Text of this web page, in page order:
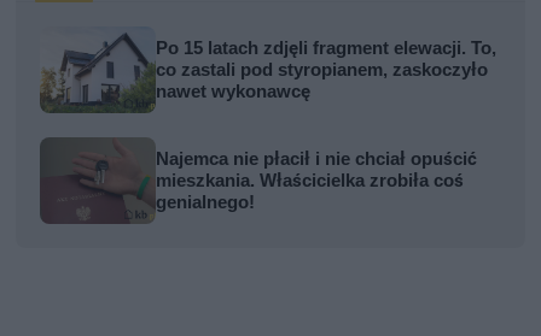
Po 15 latach zdjęli fragment elewacji. To,
co zastali pod styropianem, zaskoczyło
nawet wykonawcę
Najemca nie płacił i nie chciał opuścić
mieszkania. Właścicielka zrobiła coś
genialnego!